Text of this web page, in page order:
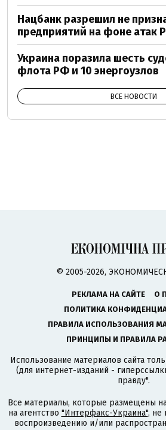
Нацбанк разрешил не
предприятий на фоне атак
Украина поразила шесть
флота РФ и 10 энергоузлов
ВСЕ НОВОСТИ
© 2005-2026,
РЕКЛАМА НА САЙТЕ
О
ПОЛИТИКА
ПРАВИЛА ИСПОЛЬЗОВАНИЯ
ПРИНЦИПЫ И ПРАВИЛА
Использование материалов сайта
(для интернет-изданий -
правду".
Все материалы, которые размещены
на агентство "Интерфакс-Украина", не
воспроизведению и/или